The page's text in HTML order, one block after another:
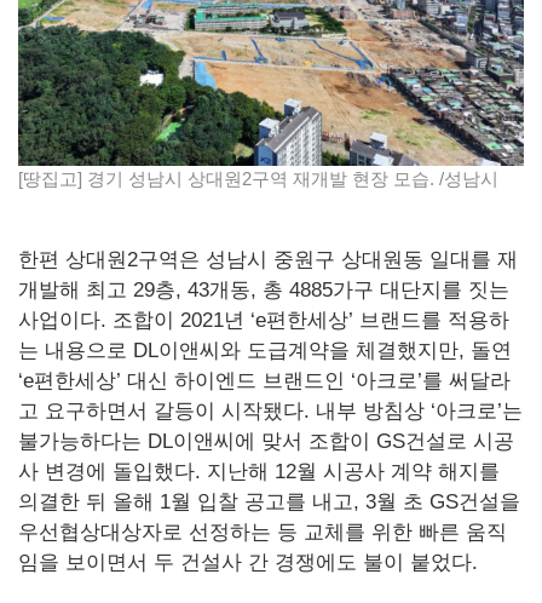
[땅집고] 경기 성남시 상대원2구역 재개발 현장 모습. /성남시
한편 상대원2구역은 성남시 중원구 상대원동 일대를 재
개발해 최고 29층, 43개동, 총 4885가구 대단지를 짓는
사업이다. 조합이 2021년 ‘e편한세상’ 브랜드를 적용하
는 내용으로 DL이앤씨와 도급계약을 체결했지만, 돌연
‘e편한세상’ 대신 하이엔드 브랜드인 ‘아크로’를 써달라
고 요구하면서 갈등이 시작됐다. 내부 방침상 ‘아크로’는
불가능하다는 DL이앤씨에 맞서 조합이 GS건설로 시공
사 변경에 돌입했다. 지난해 12월 시공사 계약 해지를
의결한 뒤 올해 1월 입찰 공고를 내고, 3월 초 GS건설을
우선협상대상자로 선정하는 등 교체를 위한 빠른 움직
임을 보이면서 두 건설사 간 경쟁에도 불이 붙었다.